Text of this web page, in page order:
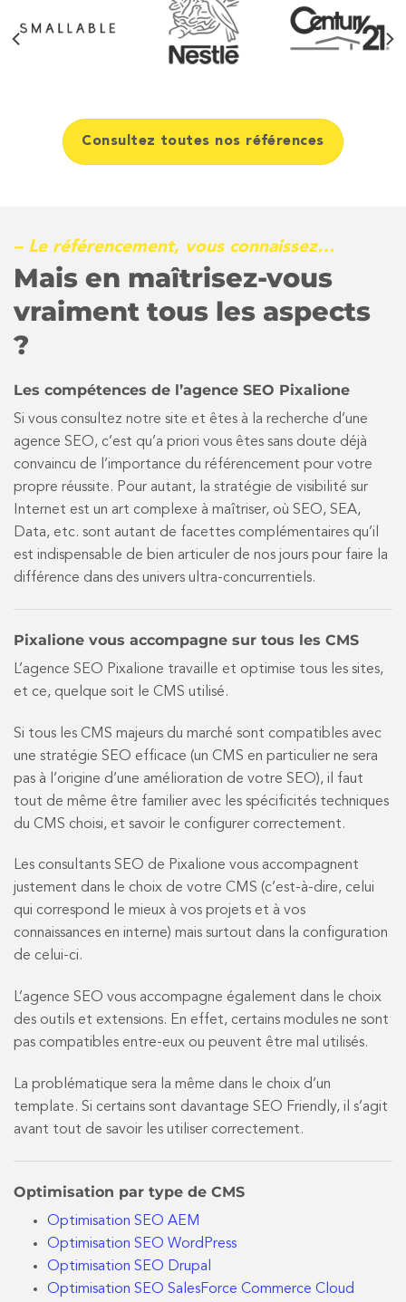
Consultez toutes nos références
– Le référencement, vous connaissez…
Mais en maîtrisez-vous
vraiment tous les aspects
?
Les compétences de l’agence SEO Pixalione
Si vous consultez notre site et êtes à la recherche d’une
agence SEO, c’est qu’a priori vous êtes sans doute déjà
convaincu de l’importance du référencement pour votre
propre réussite. Pour autant, la stratégie de visibilité sur
Internet est un art complexe à maîtriser, où SEO, SEA,
Data, etc. sont autant de facettes complémentaires qu’il
est indispensable de bien articuler de nos jours pour faire la
différence dans des univers ultra-concurrentiels.
Pixalione vous accompagne sur tous les CMS
L’agence SEO Pixalione travaille et optimise tous les sites,
et ce, quelque soit le CMS utilisé.
Si tous les CMS majeurs du marché sont compatibles avec
une stratégie SEO efficace (un CMS en particulier ne sera
pas à l’origine d’une amélioration de votre SEO), il faut
tout de même être familier avec les spécificités techniques
du CMS choisi, et savoir le configurer correctement.
Les consultants SEO de Pixalione vous accompagnent
justement dans le choix de votre CMS (c’est-à-dire, celui
qui correspond le mieux à vos projets et à vos
connaissances en interne) mais surtout dans la configuration
de celui-ci.
L’agence SEO vous accompagne également dans le choix
des outils et extensions. En effet, certains modules ne sont
pas compatibles entre-eux ou peuvent être mal utilisés.
La problématique sera la même dans le choix d’un
template. Si certains sont davantage SEO Friendly, il s’agit
avant tout de savoir les utiliser correctement.
Optimisation par type de CMS
Optimisation SEO AEM
Optimisation SEO WordPress
Optimisation SEO Drupal
Optimisation SEO SalesForce Commerce Cloud